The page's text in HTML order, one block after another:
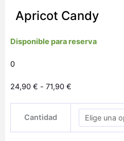
Apricot Candy
Disponible para reserva
0
24,90 € - 71,90 €
precios:
desde
24,90 €
Cantidad
Candy
cantidad